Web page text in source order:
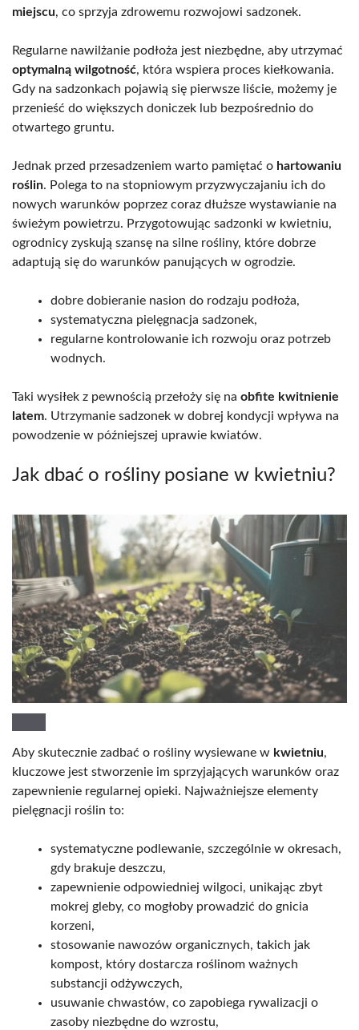
miejscu, co sprzyja zdrowemu rozwojowi sadzonek.
Regularne nawilżanie podłoża jest niezbędne, aby utrzymać
optymalną wilgotność, która wspiera proces kiełkowania.
Gdy na sadzonkach pojawią się pierwsze liście, możemy je
przenieść do większych doniczek lub bezpośrednio do
otwartego gruntu.
Jednak przed przesadzeniem warto pamiętać o hartowaniu
roślin. Polega to na stopniowym przyzwyczajaniu ich do
nowych warunków poprzez coraz dłuższe wystawianie na
świeżym powietrzu. Przygotowując sadzonki w kwietniu,
ogrodnicy zyskują szansę na silne rośliny, które dobrze
adaptują się do warunków panujących w ogrodzie.
dobre dobieranie nasion do rodzaju podłoża,
systematyczna pielęgnacja sadzonek,
regularne kontrolowanie ich rozwoju oraz potrzeb
wodnych.
Taki wysiłek z pewnością przełoży się na obfite kwitnienie
latem. Utrzymanie sadzonek w dobrej kondycji wpływa na
powodzenie w późniejszej uprawie kwiatów.
Jak dbać o rośliny posiane w kwietniu?
Aby skutecznie zadbać o rośliny wysiewane w kwietniu,
kluczowe jest stworzenie im sprzyjających warunków oraz
zapewnienie regularnej opieki. Najważniejsze elementy
pielęgnacji roślin to:
systematyczne podlewanie, szczególnie w okresach,
gdy brakuje deszczu,
zapewnienie odpowiedniej wilgoci, unikając zbyt
mokrej gleby, co mogłoby prowadzić do gnicia
korzeni,
stosowanie nawozów organicznych, takich jak
kompost, który dostarcza roślinom ważnych
substancji odżywczych,
usuwanie chwastów, co zapobiega rywalizacji o
zasoby niezbędne do wzrostu,